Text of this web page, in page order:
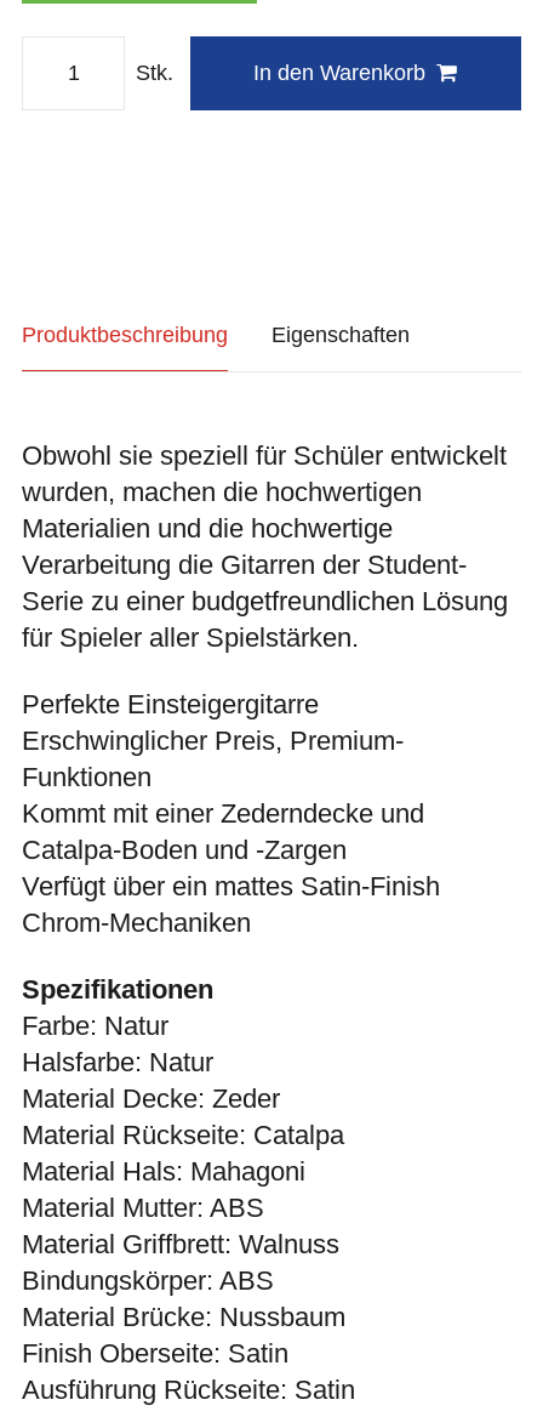
Stk. In den Warenkorb
Produktbeschreibung Eigenschaften
Obwohl sie speziell für Schüler entwickelt
wurden, machen die hochwertigen
Materialien und die hochwertige
Verarbeitung die Gitarren der Student-
Serie zu einer budgetfreundlichen Lösung
für Spieler aller Spielstärken.
Perfekte Einsteigergitarre
Erschwinglicher Preis, Premium-
Funktionen
Kommt mit einer Zederndecke und
Catalpa-Boden und -Zargen
Verfügt über ein mattes Satin-Finish
Chrom-Mechaniken
Spezifikationen
Farbe: Natur
Halsfarbe: Natur
Material Decke: Zeder
Material Rückseite: Catalpa
Material Hals: Mahagoni
Material Mutter: ABS
Material Griffbrett: Walnuss
Bindungskörper: ABS
Material Brücke: Nussbaum
Finish Oberseite: Satin
Ausführung Rückseite: Satin